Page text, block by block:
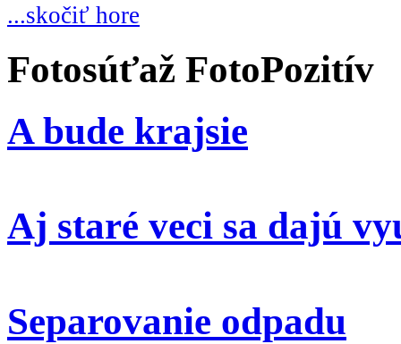
...skočiť hore
Fotosúťaž FotoPozitív
A bude krajsie
Aj staré veci sa dajú
Separovanie odpadu